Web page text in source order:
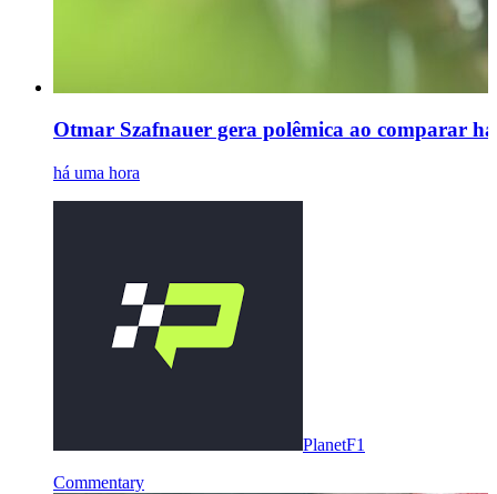
Otmar Szafnauer gera polêmica ao comparar
há uma hora
PlanetF1
Commentary